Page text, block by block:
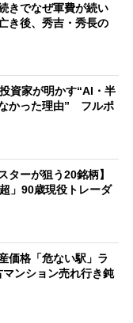
きでなぜ軍費が続い
き後、秀吉・秀長の
資家が明かす“AI・半
かった理由” フルポ
ターが狙う20銘柄】
」90歳現役トレーダ
価格「危ない駅」ラ
マンション売れ行き鈍